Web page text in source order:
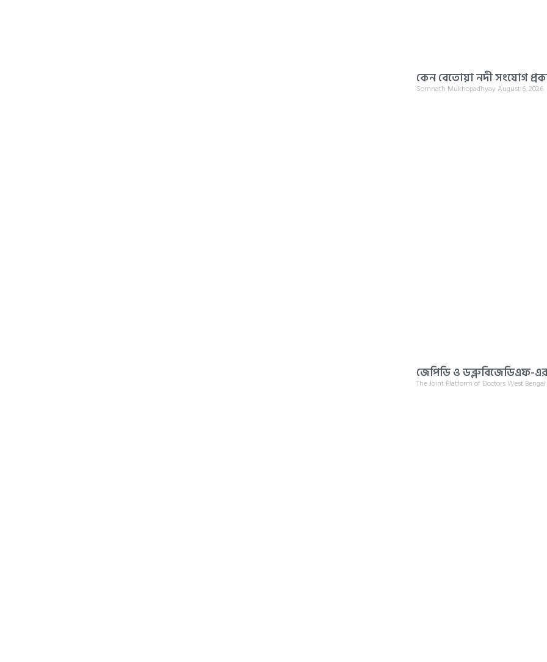
কেন বেতোয়া নদী সংযোগ
Somnath MukhopadhyayAugust 6, 2026
জেপিডি ও ডব্লুবিজেডিএফ-এর
The Joint Platform of Doctors West Bengal